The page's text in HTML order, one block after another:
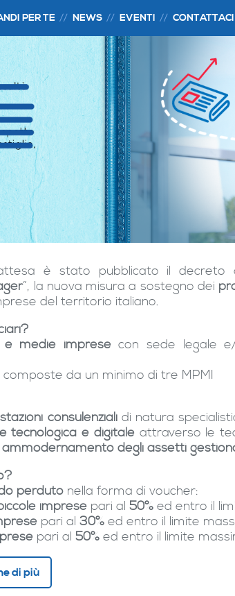
PER TE NEWS EVENTI CONTATTACI
è stato pubblicato il decreto
”, la nuova misura a sostegno dei
del territorio italiano.
e medie impresecon sede legale
composte da un minimo di tre MPMI
consulenziali di natura
tecnologica e digitale attraverso le
ammodernamento degli assetti
perduto nella forma di voucher:
imprese pari al 50% ed entro il
pari al 30% ed entro il limite
pari al 50% ed entro il limite
di più